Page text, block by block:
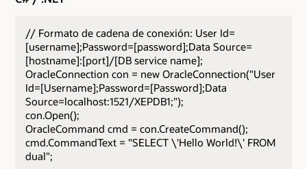
// Formato de cadena de conexión: User Id=
[username];Password=[password];Data Source=
[hostname]:[port]/[DB service name];
OracleConnection con = new OracleConnection("User
Id=[Username];Password=[Password];Data
Source=localhost:1521/XEPDB1;");
con.Open();
OracleCommand cmd = con.CreateCommand();
cmd.CommandText = "SELECT \'Hello World!\' FROM
dual";